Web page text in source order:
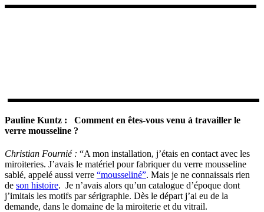
Pauline Kuntz : Comment en êtes-vous venu à travailler le
verre mousseline ?
Christian Fournié : “A mon installation, j’étais en contact avec les
miroiteries. J’avais le matériel pour fabriquer du verre mousseline
sablé, appelé aussi verre “mousseliné”. Mais je ne connaissais rien
de son histoire. Je n’avais alors qu’un catalogue d’époque dont
j’imitais les motifs par sérigraphie. Dès le départ j’ai eu de la
demande, dans le domaine de la miroiterie et du vitrail.